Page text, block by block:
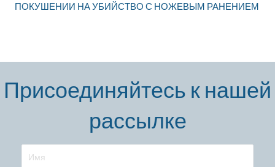
ПОКУШЕНИИ НА УБИЙСТВО С НОЖЕВЫМ РАНЕНИЕМ
Присоединяйтесь к нашей
рассылке